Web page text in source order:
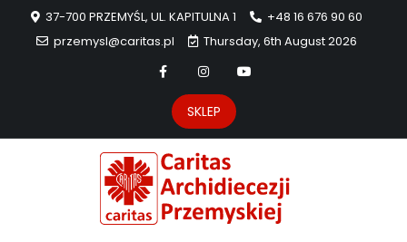
37-700 PRZEMYŚL, UL. KAPITULNA 1
+48 16 676 90 60
przemysl@caritas.pl
Thursday, 6th August 2026
SKLEP